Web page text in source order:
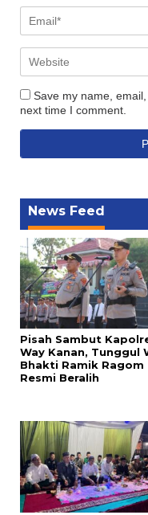
Save my name,
next time I comment.
News Feed
Pisah Sambut
Way Kanan, Tunggul
Bhakti Ramik Ragom
Resmi Beralih